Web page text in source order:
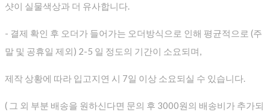
샷이 실물색상과 더 유사합니다.
- 결제 확인 후 오더가 들어가는 오더방식으로 인해 평균적으로 (주
말 및 공휴일 제외) 2-5 일 정도의 기간이 소요되며,
제작 상황에 따라 입고지연 시 7일 이상 소요되실 수 있습니다.
( 그 외 부분 배송을 원하신다면 문의 후 3000원의 배송비가 추가되